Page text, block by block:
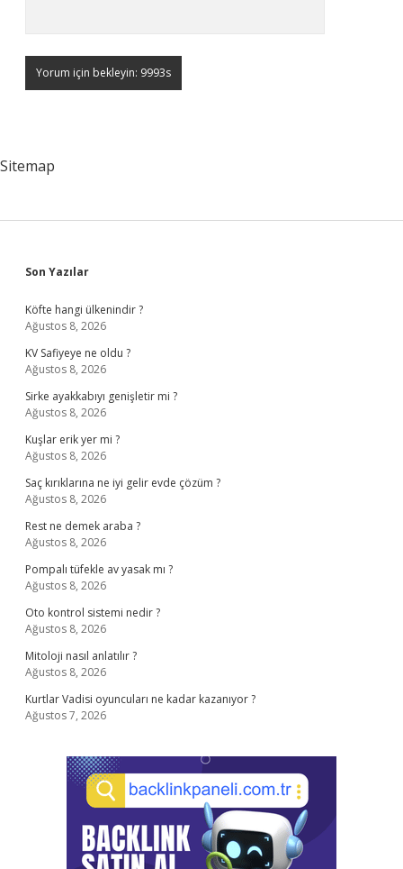
Sitemap
Sidebar
Son Yazılar
Köfte hangi ülkenindir ?
Ağustos 8, 2026
KV Safiyeye ne oldu ?
Ağustos 8, 2026
Sirke ayakkabıyı genişletir mi ?
Ağustos 8, 2026
Kuşlar erik yer mi ?
Ağustos 8, 2026
Saç kırıklarına ne iyi gelir evde çözüm ?
Ağustos 8, 2026
Rest ne demek araba ?
Ağustos 8, 2026
Pompalı tüfekle av yasak mı ?
Ağustos 8, 2026
Oto kontrol sistemi nedir ?
Ağustos 8, 2026
Mitoloji nasıl anlatılır ?
Ağustos 8, 2026
Kurtlar Vadisi oyuncuları ne kadar kazanıyor ?
Ağustos 7, 2026